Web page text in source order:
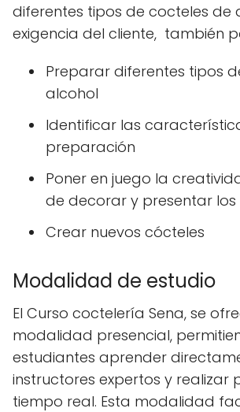
diferentes tipos de cocteles de
exigencia del cliente, también
Preparar diferentes tipos
alcohol
Identificar las
preparación
Poner en juego la
de decorar y presentar los
Crear nuevos cócteles
Modalidad de estudio
El Curso coctelería Sena, se
modalidad presencial,
estudiantes aprender
instructores expertos y realizar
tiempo real. Esta modalidad